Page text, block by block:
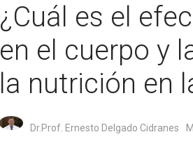
¿Cuál es el
en el cuerpo y
la nutrición en
Dr.Prof. Ernesto Delgado Cidranes